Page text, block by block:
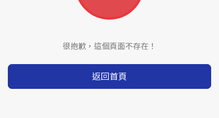
很抱歉，這個頁面不存在！
返回首頁